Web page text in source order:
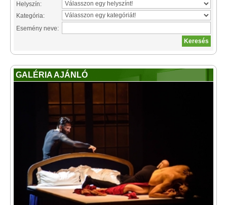
Helyszín:
Kategória:
Esemény neve:
GALÉRIA AJÁNLÓ